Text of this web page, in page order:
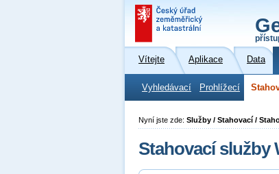
Vítejte Aplikace Data
Vyhledávací Prohlížecí
Nyní jste zde: Služby / Stahovací /
Stahovací služby